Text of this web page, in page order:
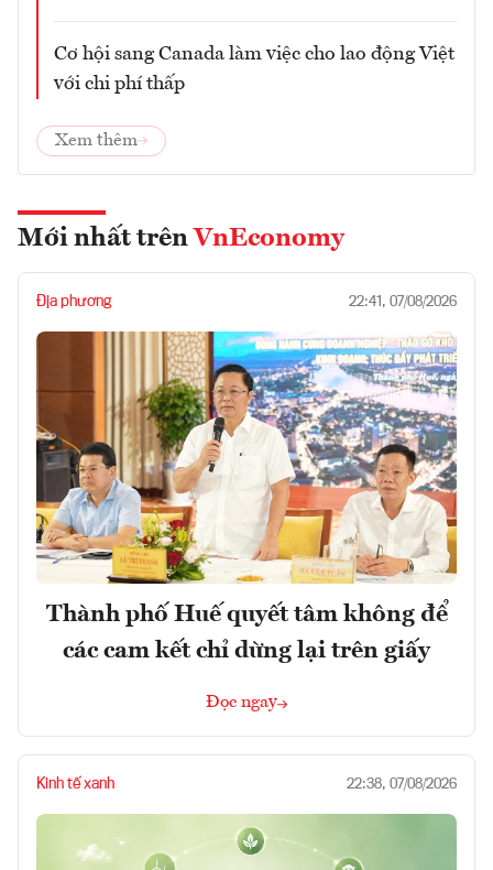
Cơ hội sang Canada làm việc cho lao động Việt
với chi phí thấp
Xem thêm
Mới nhất trên VnEconomy
Địa phương 22:41, 07/08/2026
Thành phố Huế quyết tâm không để
các cam kết chỉ dừng lại trên giấy
Đọc ngay
Kinh tế xanh 22:38, 07/08/2026